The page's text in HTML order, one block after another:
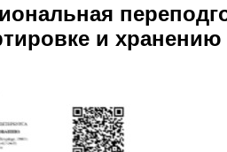
и хранению